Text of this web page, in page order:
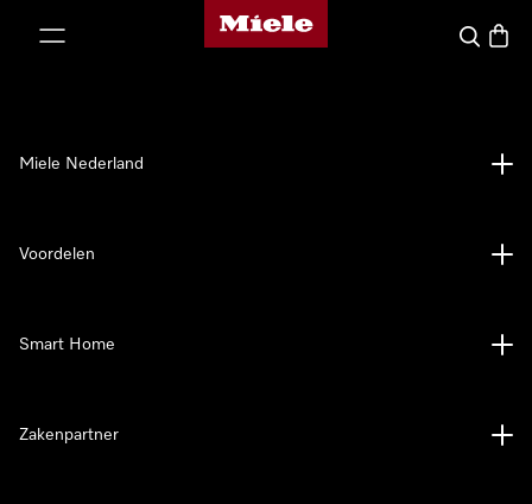
Homepage van Miele
Wat zoek
Miele Nederland
Voordelen
Smart Home
Zakenpartner